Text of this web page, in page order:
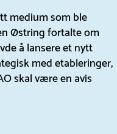
medium som ble
Østring fortalte om
å lansere et nytt
med etableringer,
skal være en avis